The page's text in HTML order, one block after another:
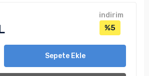
indirim
%5
Sepete Ekle